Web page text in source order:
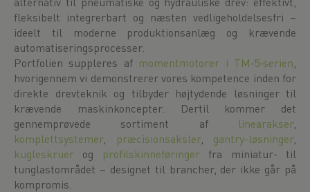
fleksibelt integrerbart og næsten vedligeholdelsesfri –
ideelt til moderne produktionsanlæg og krævende
automatiseringsprocesser.
Portfolien suppleres af momentmotorer i TM‑5‑serien
hvorigennem vi demonstrerer vores kompetence inden for
direkte drevteknik og tilbyder højtydende løsninger til
krævende maskinkoncepter. Dertil kommer det
gennemprøvede sortiment af linearakser,
komplettsystemer, præcisionsaksler, gantry-løsninger,
kugleskruer og profilskinneføringerfra miniatur- til
tunglastområdet – designet til brancher, der ikke går på
kompromis.